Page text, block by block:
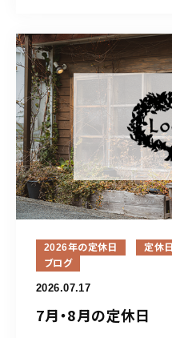
2026年の定休日 定休日
ブログ
2026.07.17
7月・8月の定休日